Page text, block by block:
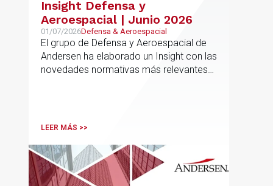
Insight Defensa y
Aeroespacial | Junio 2026
01/07/2026Defensa & Aeroespacial
El grupo de Defensa y Aeroespacial de
Andersen ha elaborado un Insight con las
novedades normativas más relevantes
LEER MÁS >>